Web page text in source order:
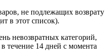
не подлежащих возврату
в этот список).
невозвратных категорий,
течение 14 дней с момента